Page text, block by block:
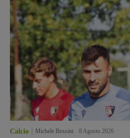
Calcio Michele Bossini 8 Agosto 2026